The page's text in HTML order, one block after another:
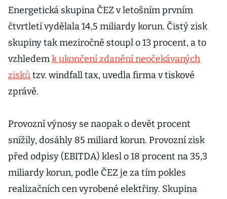
Energetická skupina ČEZ v letošním prvním
čtvrtletí vydělala 14,5 miliardy korun. Čistý zisk
skupiny tak meziročně stoupl o 13 procent, a to
vzhledemk ukončení zdanění neočekávaných
ziskůtzv. windfall tax, uvedla firma v tiskové
zprávě.
Provozní výnosy se naopak o devět procent
snížily, dosáhly 85 miliard korun. Provozní zisk
před odpisy (EBITDA) klesl o 18 procent na 35,3
miliardy korun, podle ČEZ je za tím pokles
realizačních cen vyrobené elektřiny. Skupina